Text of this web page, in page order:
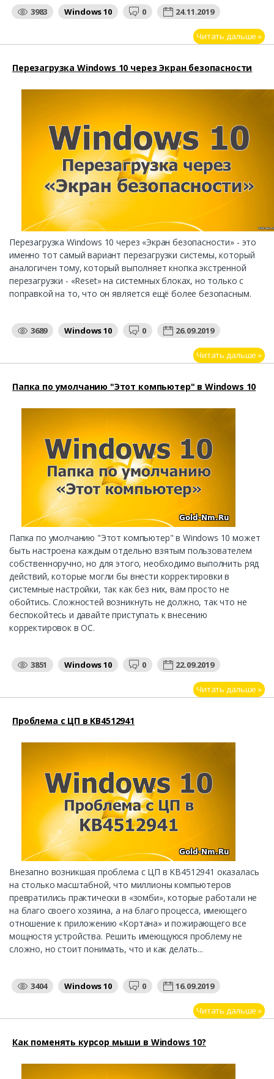
3983 Windows 10 0 24.11.2019
Читать дальше »
Перезагрузка Windows 10 через Экран безопасности
Перезагрузка Windows 10 через «Экран безопасности» - это
именно тот самый вариант перезагрузки системы, который
аналогичен тому, который выполняет кнопка экстренной
перезагрузки - «Reset» на системных блоках, но только с
поправкой на то, что он является ещё более безопасным.
3689 Windows 10 0 26.09.2019
Читать дальше »
Папка по умолчанию "Этот компьютер" в Windows 10
Папка по умолчанию "Этот компьютер" в Windows 10 может
быть настроена каждым отдельно взятым пользователем
собственноручно, но для этого, необходимо выполнить ряд
действий, которые могли бы внести корректировки в
системные настройки, так как без них, вам просто не
обойтись. Сложностей возникнуть не должно, так что не
беспокойтесь и давайте приступать к внесению
корректировок в ОС.
3851 Windows 10 0 22.09.2019
Читать дальше »
Проблема с ЦП в KB4512941
Внезапно возникшая проблема с ЦП в KB4512941 оказалась
на столько масштабной, что миллионы компьютеров
превратились практически в «зомби», которые работали не
на благо своего хозяина, а на благо процесса, имеющего
отношение к приложению «Кортана» и пожирающего все
мощностя устройства. Решить имеющуюся проблему не
сложно, но стоит понимать, что и как делать...
3404 Windows 10 0 16.09.2019
Читать дальше »
Как поменять курсор мыши в Windows 10?